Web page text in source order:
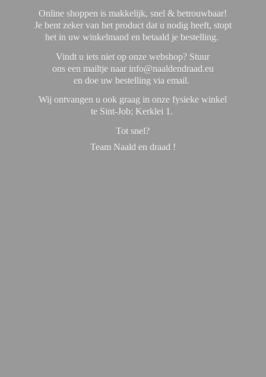
Online shoppen is makkelijk, snel & betrouwbaar!
Je bent zeker van het product dat u nodig heeft, stopt
het in uw winkelmand en betaald je bestelling.
Vindt u iets niet op onze webshop? Stuur
ons een mailtje naar info@naaldendraad.eu
en doe uw bestelling via email.
Wij ontvangen u ook graag in onze fysieke winkel
te Sint-Job; Kerklei 1.
Tot snel?
Team Naald en draad !